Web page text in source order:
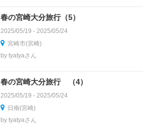
春の宮崎大分旅行（5）
2025/05/19 - 2025/05/24
宮崎市(宮崎)
by tyatyaさん
春の宮崎大分旅行 （4）
2025/05/19 - 2025/05/24
日南(宮崎)
by tyatyaさん